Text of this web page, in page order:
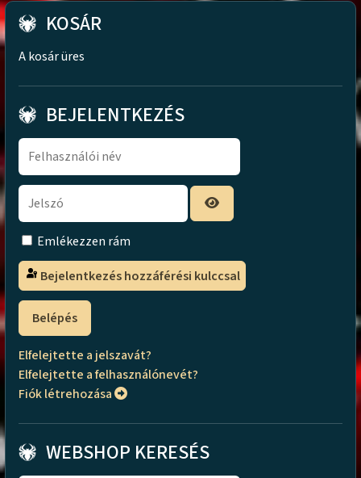
KOSÁR
A kosár üres
BEJELENTKEZÉS
Emlékezzen rám
Bejelentkezés hozzáférési kulccsal
Belépés
Elfelejtette a jelszavát?
Elfelejtette a felhasználónevét?
Fiók létrehozása
WEBSHOP KERESÉS